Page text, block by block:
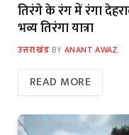
तिरंगे के रंग में रंगा
भव्य तिरंगा यात्रा
उत्तराखंड BY ANANT AWAZ
READ MORE